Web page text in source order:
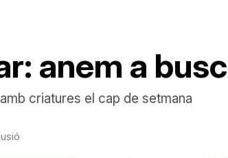
anem a
criatures el cap de setmana